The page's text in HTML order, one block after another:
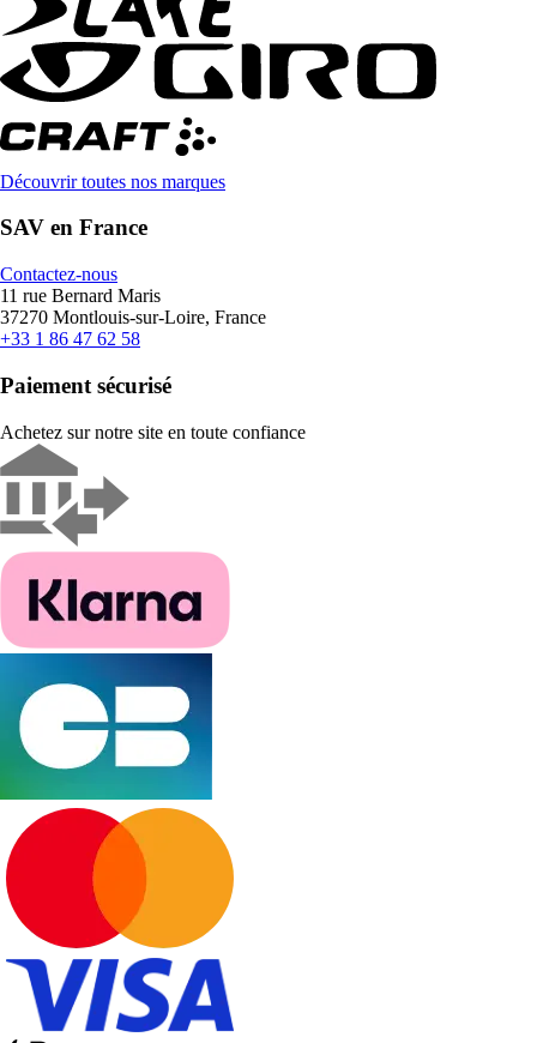
Découvrir toutes nos marques
SAV en France
Contactez-nous
11 rue Bernard Maris
37270 Montlouis-sur-Loire, France
+33 1 86 47 62 58
Paiement sécurisé
Achetez sur notre site en toute confiance